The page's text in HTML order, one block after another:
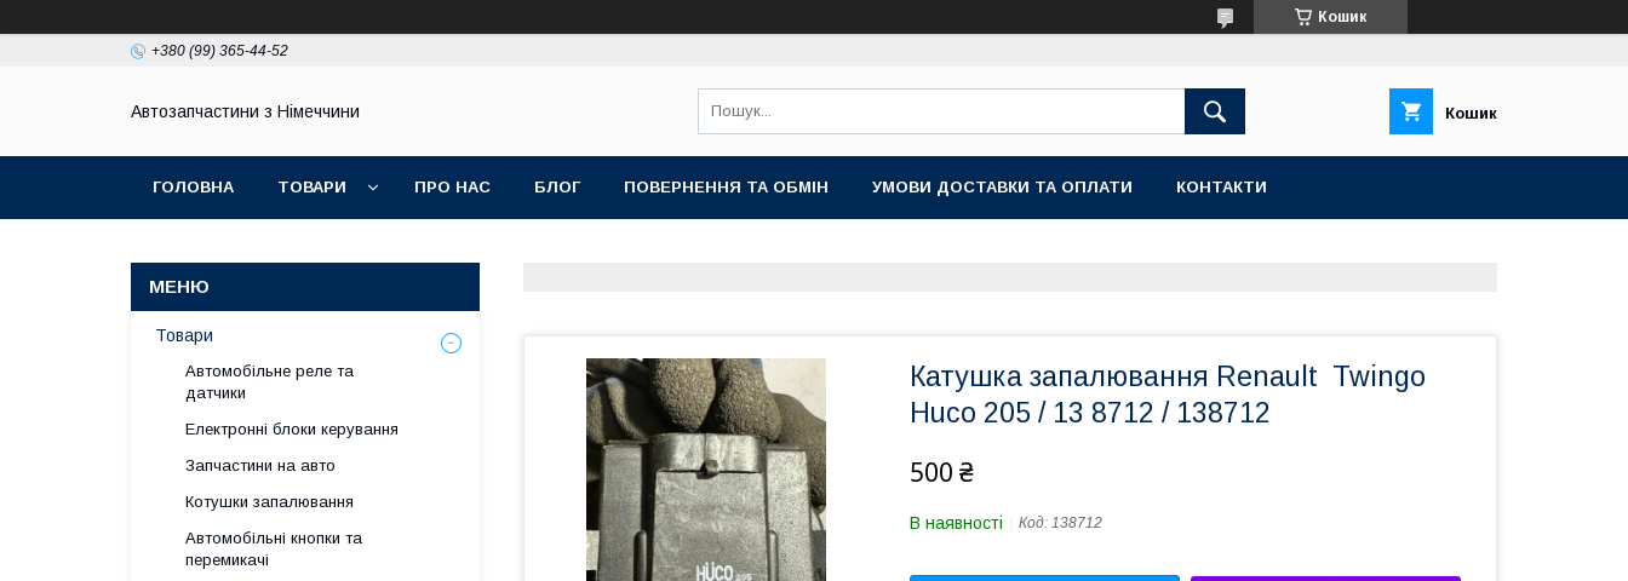
Кошик
+380 (99) 365-44-52
Автозапчастини з Німеччини Кошик
ГОЛОВНА ТОВАРИ ПРО НАС БЛОГ ПОВЕРНЕННЯ ТА ОБМІН УМОВИ ДОСТАВКИ ТА ОПЛАТИ КОНТАКТИ
Катушка запалювання Renault Twingo
Huco 205 / 13 8712 / 138712
500 ₴
В наявності Код: 138712
Товари
Автомобільне реле та
датчики
Електронні блоки керування
Запчастини на авто
Котушки запалювання
Автомобільні кнопки та
перемикачі